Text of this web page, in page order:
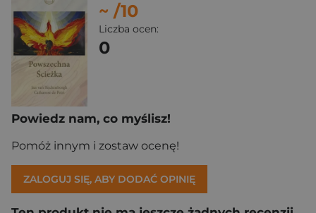
~ /10
Liczba ocen:
0
Powiedz nam, co myślisz!
Pomóż innym i zostaw ocenę!
ZALOGUJ SIĘ, ABY DODAĆ OPINIĘ